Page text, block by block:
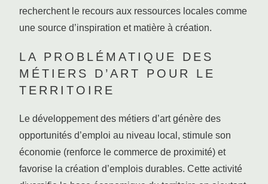
recherchent le recours aux ressources locales comme
une source d’inspiration et matière à création.
LA PROBLÉMATIQUE DES
MÉTIERS D’ART POUR LE
TERRITOIRE
Le développement des métiers d’art génère des
opportunités d’emploi au niveau local, stimule son
économie (renforce le commerce de proximité) et
favorise la création d’emplois durables. Cette activité